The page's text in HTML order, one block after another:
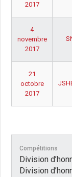
2017
4
novembre
2017
21
octobre
2017
Compétitions
Division
Division